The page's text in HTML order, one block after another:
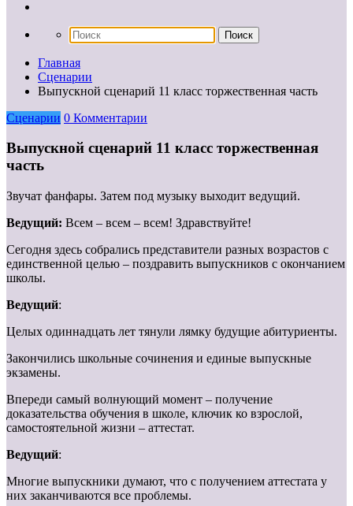
Главная
Сценарии
Выпускной сценарий 11 класс торжественная часть
Сценарии 0 Комментарии
Выпускной сценарий 11 класс торжественная
часть
Звучат фанфары. Затем под музыку выходит ведущий.
Ведущий: Всем – всем – всем! Здравствуйте!
Сегодня здесь собрались представители разных возрастов с
единственной целью – поздравить выпускников с окончанием
школы.
Ведущий:
Целых одиннадцать лет тянули лямку будущие абитуриенты.
Закончились школьные сочинения и единые выпускные
экзамены.
Впереди самый волнующий момент – получение
доказательства обучения в школе, ключик ко взрослой,
самостоятельной жизни – аттестат.
Ведущий:
Многие выпускники думают, что с получением аттестата у
них заканчиваются все проблемы.